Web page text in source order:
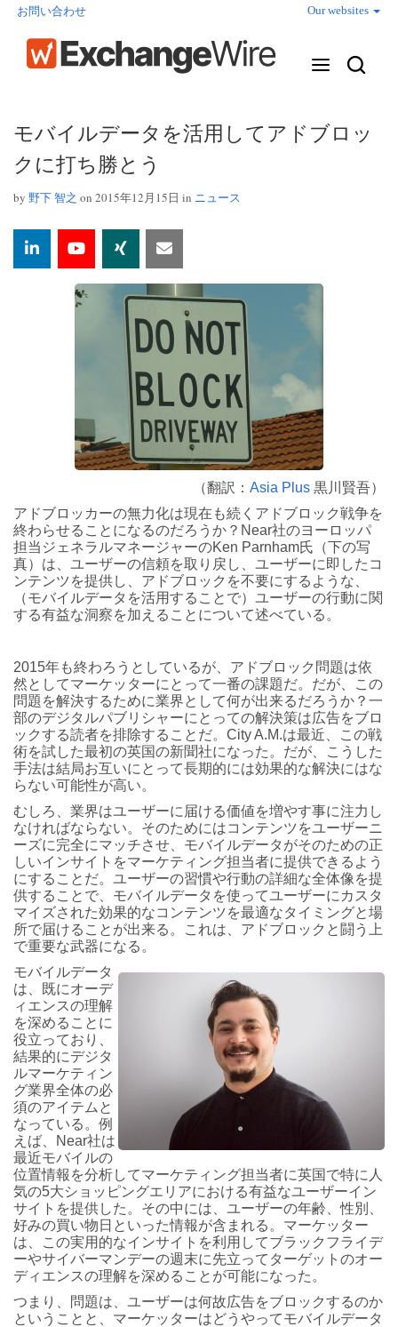
お問い合わせ Our websites
モバイルデータを活用してアドブロッ
クに打ち勝とう
by 野下 智之 on 2015年12月15日 in ニュース
（翻訳： Asia Plus 黒川賢吾）
アドブロッカーの無力化は現在も続くアドブロック戦争を
終わらせることになるのだろうか？Near社のヨーロッパ
担当ジェネラルマネージャーのKen Parnham氏（下の写
真）は、ユーザーの信頼を取り戻し、ユーザーに即したコ
ンテンツを提供し、アドブロックを不要にするような、
（モバイルデータを活用することで）ユーザーの行動に関
する有益な洞察を加えることについて述べている。
2015年も終わろうとしているが、アドブロック問題は依
然としてマーケッターにとって一番の課題だ。だが、この
問題を解決するために業界として何が出来るだろうか？一
部のデジタルパブリシャーにとっての解決策は広告をブロ
ックする読者を排除することだ。City A.M.は最近、この戦
術を試した最初の英国の新聞社になった。だが、こうした
手法は結局お互いにとって長期的には効果的な解決にはな
らない可能性が高い。
むしろ、業界はユーザーに届ける価値を増やす事に注力し
なければならない。そのためにはコンテンツをユーザーニ
ーズに完全にマッチさせ、モバイルデータがそのための正
しいインサイトをマーケティング担当者に提供できるよう
にすることだ。ユーザーの習慣や行動の詳細な全体像を提
供することで、モバイルデータを使ってユーザーにカスタ
マイズされた効果的なコンテンツを最適なタイミングと場
所で届けることが出来る。これは、アドブロックと闘う上
で重要な武器になる。
モバイルデータ
は、既にオーデ
ィエンスの理解
を深めることに
役立っており、
結果的にデジタ
ルマーケティン
グ業界全体の必
須のアイテムと
なっている。例
えば、Near社は
最近モバイルの
位置情報を分析してマーケティング担当者に英国で特に人
気の5大ショッピングエリアにおける有益なユーザーイン
サイトを提供した。その中には、ユーザーの年齢、性別、
好みの買い物日といった情報が含まれる。マーケッター
は、この実用的なインサイトを利用してブラックフライデ
ーやサイバーマンデーの週末に先立ってターゲットのオー
ディエンスの理解を深めることが可能になった。
つまり、問題は、ユーザーは何故広告をブロックするのか
ということと、マーケッターはどうやってモバイルデータ